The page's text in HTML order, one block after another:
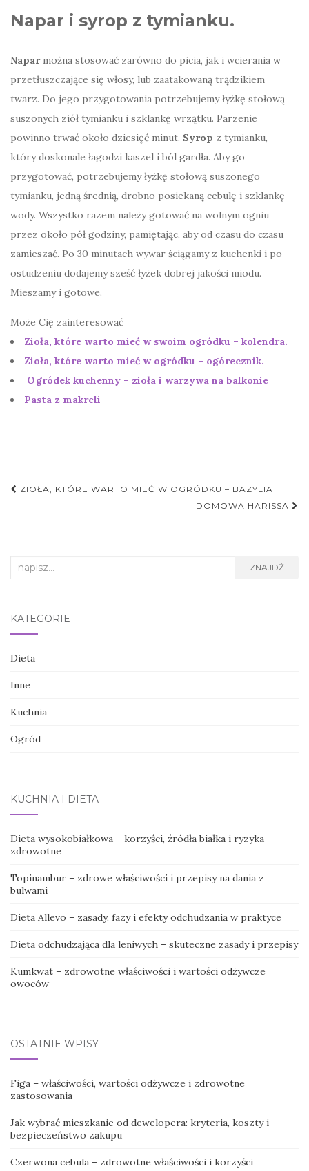
Napar i syrop z tymianku.
Naparmożna stosować zarówno do picia, jak i wcierania w
przetłuszczające się włosy, lub zaatakowaną trądzikiem
twarz. Do jego przygotowania potrzebujemy łyżkę stołową
suszonych ziół tymianku i szklankę wrzątku. Parzenie
powinno trwać około dziesięć minut. Syrop z tymianku,
który doskonale łagodzi kaszel i ból gardła. Aby go
przygotować, potrzebujemy łyżkę stołową suszonego
tymianku, jedną średnią, drobno posiekaną cebulę i szklankę
wody. Wszystko razem należy gotować na wolnym ogniu
przez około pół godziny, pamiętając, aby od czasu do czasu
zamieszać. Po 30 minutach wywar ściągamy z kuchenki i po
ostudzeniu dodajemy sześć łyżek dobrej jakości miodu.
Mieszamy i gotowe.
Może Cię zainteresować
Zioła, które warto mieć w swoim ogródku – kolendra.
Zioła, które warto mieć w ogródku – ogórecznik.
Ogródek kuchenny – zioła i warzywa na balkonie
Pasta z makreli
Nawigacja
ZIOŁA, KTÓRE WARTO MIEĆ W OGRÓDKU – BAZYLIA
DOMOWA HARISSA
Search
ZNAJDŹ
KATEGORIE
Dieta
Inne
Kuchnia
Ogród
KUCHNIA I DIETA
Dieta wysokobiałkowa – korzyści, źródła białka i ryzyka
zdrowotne
Topinambur – zdrowe właściwości i przepisy na dania z
bulwami
Dieta Allevo – zasady, fazy i efekty odchudzania w praktyce
Dieta odchudzająca dla leniwych – skuteczne zasady i przepisy
Kumkwat – zdrowotne właściwości i wartości odżywcze
owoców
OSTATNIE WPISY
Figa – właściwości, wartości odżywcze i zdrowotne
zastosowania
Jak wybrać mieszkanie od dewelopera: kryteria, koszty i
bezpieczeństwo zakupu
Czerwona cebula – zdrowotne właściwości i korzyści